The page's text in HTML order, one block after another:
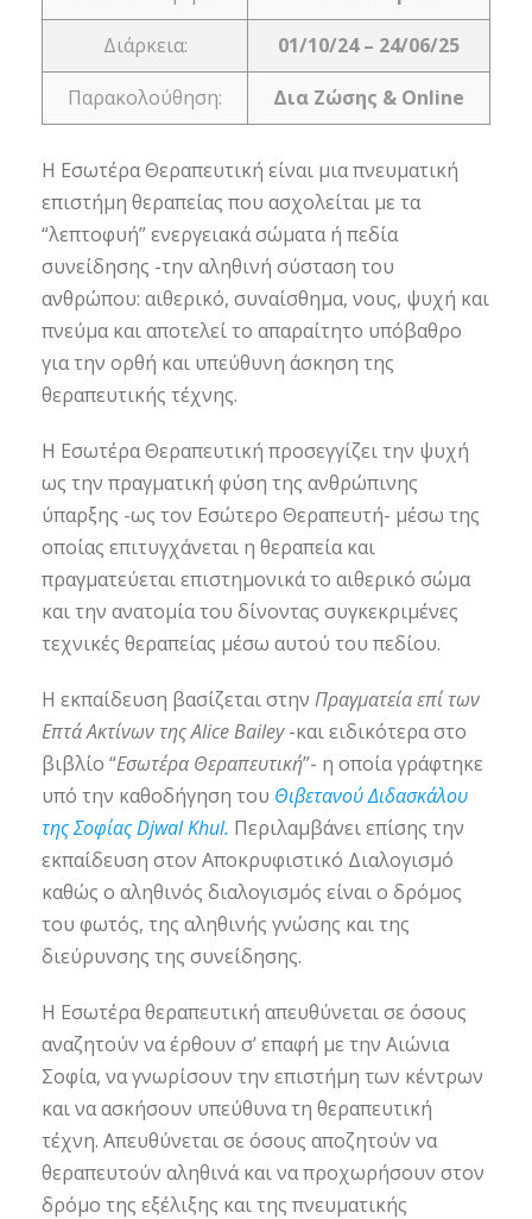
Διάρκεια:
01/10/24 – 24/06/25
Παρακολούθηση:
Δια Ζώσης & Online
Η Εσωτέρα Θεραπευτική είναι μια πνευματική
επιστήμη θεραπείας που ασχολείται με τα
“λεπτοφυή” ενεργειακά σώματα ή πεδία
συνείδησης -την αληθινή σύσταση του
ανθρώπου: αιθερικό, συναίσθημα, νους, ψυχή και
πνεύμα και αποτελεί το απαραίτητο υπόβαθρο
για την ορθή και υπεύθυνη άσκηση της
θεραπευτικής τέχνης.
Η Εσωτέρα Θεραπευτική προσεγγίζει την ψυχή
ως την πραγματική φύση της ανθρώπινης
ύπαρξης -ως τον Εσώτερο Θεραπευτή- μέσω της
οποίας επιτυγχάνεται η θεραπεία και
πραγματεύεται επιστημονικά το αιθερικό σώμα
και την ανατομία του δίνοντας συγκεκριμένες
τεχνικές θεραπείας μέσω αυτού του πεδίου.
Η εκπαίδευση βασίζεται στην Πραγματεία επί των
Επτά Ακτίνων της Alice Bailey-και ειδικότερα στο
βιβλίο “Εσωτέρα Θεραπευτική”- η οποία γράφτηκε
υπό την καθοδήγηση του Θιβετανού Διδασκάλου
της Σοφίας Djwal Khul. Περιλαμβάνει επίσης την
εκπαίδευση στον Αποκρυφιστικό Διαλογισμό
καθώς ο αληθινός διαλογισμός είναι ο δρόμος
του φωτός, της αληθινής γνώσης και της
διεύρυνσης της συνείδησης.
Η Εσωτέρα θεραπευτική απευθύνεται σε όσους
αναζητούν να έρθουν σ’ επαφή με την Αιώνια
Σοφία, να γνωρίσουν την επιστήμη των κέντρων
και να ασκήσουν υπεύθυνα τη θεραπευτική
τέχνη. Απευθύνεται σε όσους αποζητούν να
θεραπευτούν αληθινά και να προχωρήσουν στον
δρόμο της εξέλιξης και της πνευματικής